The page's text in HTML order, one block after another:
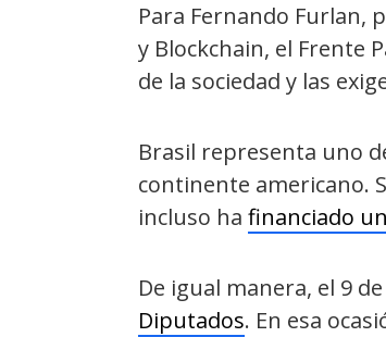
Para Fernando Furlan,
y Blockchain, el Frente
de la sociedad y las
Brasil representa uno
continente americano.
incluso ha financiado
De igual manera, el 9
Diputados. En esa